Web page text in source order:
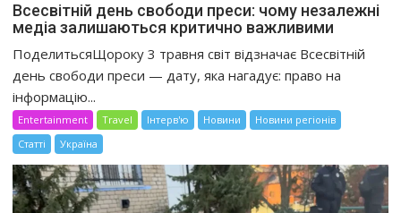
Всесвітній день свободи преси: чому незалежні
медіа залишаються критично важливими
ПоделитьсяЩороку 3 травня світ відзначає Всесвітній
день свободи преси — дату, яка нагадує: право на
інформацію...
Entertainment Travel Інтерв'ю Новини
Новини регіонів
Статті
Україна